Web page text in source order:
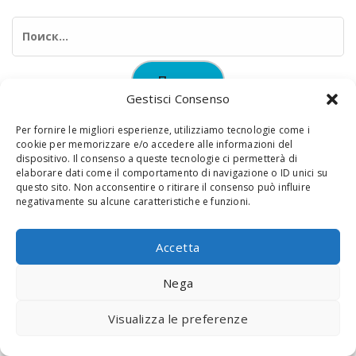
Gestisci Consenso
Per fornire le migliori esperienze, utilizziamo tecnologie come i
cookie per memorizzare e/o accedere alle informazioni del
dispositivo. Il consenso a queste tecnologie ci permetterà di
elaborare dati come il comportamento di navigazione o ID unici su
questo sito. Non acconsentire o ritirare il consenso può influire
negativamente su alcune caratteristiche e funzioni.
Accetta
Nega
Visualizza le preferenze
© 2020 Digital Touch Menu. Menu realizzato daInteractive